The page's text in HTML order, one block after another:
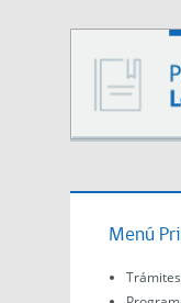
Menú